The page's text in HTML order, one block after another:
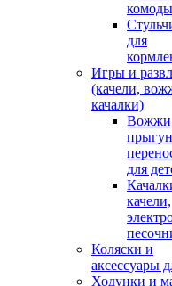
комоды
для
Игры и
(качели,
качалки)
для
качели,
Коляски и
аксессуары
Ходунки и